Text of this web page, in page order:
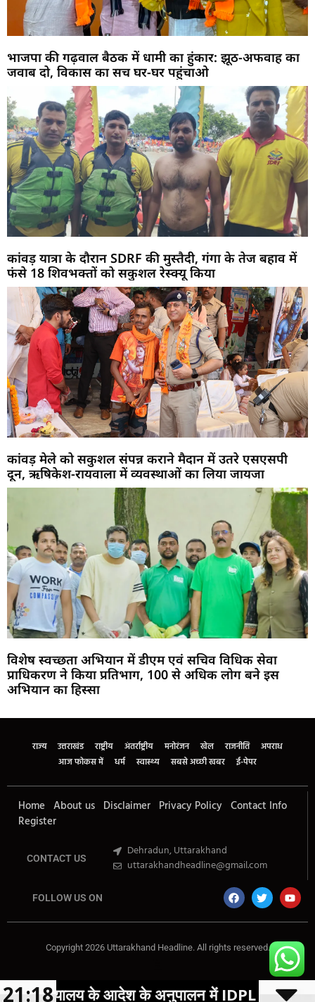
भाजपा की गढ़वाल बैठक में धामी का हुंकार: झूठ-अफवाह का
जवाब दो, विकास का सच घर-घर पहुंचाओ
कांवड़ यात्रा के दौरान SDRF की मुस्तैदी, गंगा के तेज बहाव में
फंसे 18 शिवभक्तों को सकुशल रेस्क्यू किया
कांवड़ मेले को सकुशल संपन्न कराने मैदान में उतरे एसएसपी
दून, ऋषिकेश-रायवाला में व्यवस्थाओं का लिया जायजा
विशेष स्वच्छता अभियान में डीएम एवं सचिव विधिक सेवा
प्राधिकरण ने किया प्रतिभाग, 100 से अधिक लोग बने इस
अभियान का हिस्सा
राज्य उत्तराखंड राष्ट्रीय अंतर्राष्ट्रीय मनोरंजन खेल राजनीति
अपराध
आज फोकस में
धर्म स्वास्थ्य सबसे अच्छी खबर ई-पेपर
Home About us Disclaimer Privacy Policy Contact Info
Register
CONTACT US
Dehradun, Uttarakhand
uttarakhandheadline@gmail.com
FOLLOW US ON
Copyright 2026 Uttarakhand Headline. All rights reserved.
आदेश के अनुपालन में IDPL क्षेत्र में चलाया गया वृहद
21:18